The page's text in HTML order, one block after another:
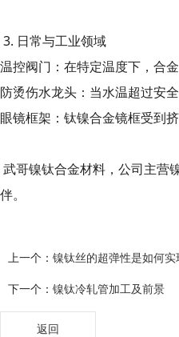
3. 日常与工业领域
温控阀门：在特定温度下，合
防烫伤水龙头：当水温超过安
眼镜框架：钛镍合金镜框受到
武哥镍钛合金材料，公司主营
伴。
上一个： 镍钛丝的超弹性是如何实
下一个： 镍钛冷轧管加工及前景
返回